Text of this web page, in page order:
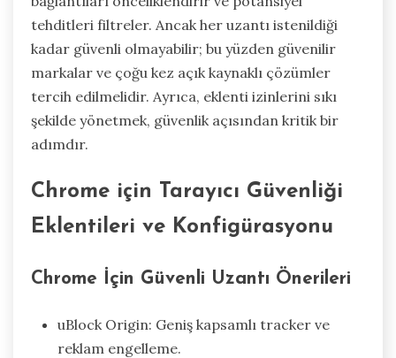
tehditleri filtreler. Ancak her uzantı istenildiği
kadar güvenli olmayabilir; bu yüzden güvenilir
markalar ve çoğu kez açık kaynaklı çözümler
tercih edilmelidir. Ayrıca, eklenti izinlerini sıkı
şekilde yönetmek, güvenlik açısından kritik bir
adımdır.
Chrome için Tarayıcı Güvenliği
Eklentileri ve Konfigürasyonu
Chrome İçin Güvenli Uzantı Önerileri
uBlock Origin: Geniş kapsamlı tracker ve
reklam engelleme.